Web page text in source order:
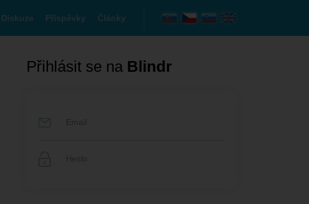
Diskuze Příspěvky Články
Přihlásit se na Blindr